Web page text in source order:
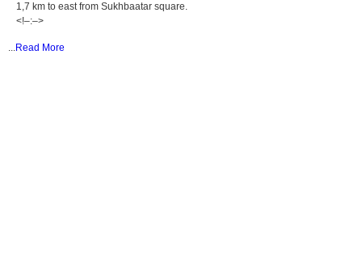
1,7 km to east from Sukhbaatar square.
<!–:–>
...Read More